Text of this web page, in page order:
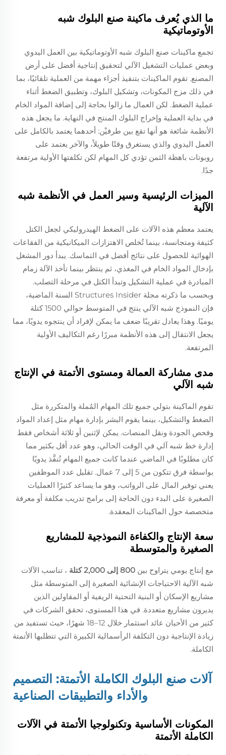
ما الذي يُعرف ماكينة صنع البلوك شبه
الأوتوماتيكية
تجمع ماكينات صنع البلوك شبه الأوتوماتيكية بين العمل اليدوي
وبعض عمليات التشغيل الآلي لتحقيق إنتاجية أفضل على أرض
المصنع. تقوم الماكينات بتنفيذ أجزاء مهمة من العملية تلقائيًا، بما
في ذلك مزج المكونات، وتشكيل البلوك، وتطبيق الضغط أثناء
عملية الضغط. لكن العمال ما زالوا بحاجة إلى إضافة المواد الخام
في بداية العملية وإخراج البلوك المنتج في النهاية. ما يجعل هذه
الأنظمة شائعة هو أنها تقع بين طرفيْن: أحدهما يعتمد بالكامل على
العمل اليدوي والذي يستغرق وقتًا طويلاً، والآخر يعتمد على
روبوتات باهظة الثمن تؤدي كل المهام لكن تكلفتها الأولية مرتفعة
جدًا.
الميزات الرئيسية وسير العمل في الأنظمة شبه
الآلية
يعتمد معظم هذه الآلات على الضغط الهيدروليكي لجعل الكتل
كثيفة ومتجانسة، بينما تُخلص الاهتزازات الميكانيكية من الفقاعات
الهوائية للحصول على نتائج أفضل في التماسك. يبدأ دور المشغل
بإدخال المواد الخام في المغذي، ثم ينتظر بينما تأخذ الآلة زمام
المبادرة في عملية التشكيل وتبدأ الكتل في مرحلة التصلب.
وبحسب ما ذكرته مجلة Structures Insider السنة الماضية،
فإن النموذج شبه الآلي ينتج في المتوسط حوالي 1500 كتلة
يوميًا. وهذا يعادل تقريبًا ضعف ما يمكن لإفراد أن ينتجوه يدويًا، مما
يجعل الانتقال إلى هذه الأنظمة مبررًا رغم التكاليف الأولية
المرتفعة.
مدى مشاركة العمالة ومستوى الأتمتة في الإنتاج
شبه الآلي
تقوم الماكينة بتولي جميع تلك المهام المُملة والمتكررة مثل
الضغط والتشكيل، بينما يقوم البشر بإدارة مهام مثل إعداد المواد
وفحص الجودة ونقل المنصات. يمكن لإثنين أو ثلاثة أشخاص فقط
إدارة خط شبه آلي في الوقت الحالي، وهو عدد أقل بكثير مما
كان مطلوبًا في الماضي عندما كانت جميع المهام تُنفَّذ يدويًا
بواسطة فرق تتكون من 5 إلى 7 عمال. تقليل عدد الموظفين
يعني توفير المال على الرواتب، وهو ما يساعد كثيرًا العمليات
الصغيرة على البدء دون الحاجة إلى برامج تدريب مكلفة أو معرفة
متخصصة حول الماكينات المعقدة.
سعة الإنتاج والكفاءة النموذجية للمشاريع
الصغيرة والمتوسطة
مع إنتاج يومي يتراوح بين 800 إلى 2,000 كتلة
، تناسب الآلات
شبه الآلية الاحتياجات الإنشائية الصغيرة إلى المتوسطة مثل
مشاريع الإسكان أو البنية التحتية الريفية أو المقاولين الذين
يديرون مشاريع متعددة. في هذا المستوى، تحقق الشركات في
كثير من الأحيان عائد استثمار خلال 12–18 شهرًا، حيث تستفيد من
زيادة الإنتاجية دون التكلفة الرأسمالية الكبيرة التي تتطلبها الأتمتة
الكاملة.
آلات صنع البلوك الكاملة الأتمتة: التصميم
والأداء والتطبيقات الصناعية
المكونات الأساسية وتكنولوجيا الأتمتة في الآلات
الكاملة الأتمتة